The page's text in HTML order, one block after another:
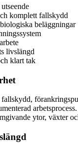
komplett fallskydd
beläggningar
livslängd
klart tak
ytor, växter